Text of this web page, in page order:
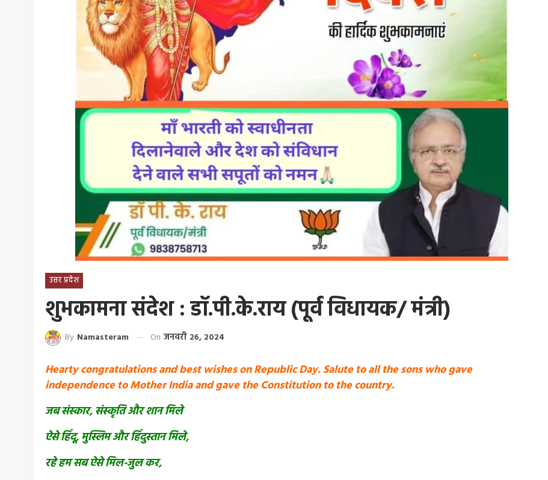
उत्तर प्रदेश
शुभकामना संदेश : डॉ.पी.के.राय (पूर्व विधायक/ मंत्री)
By Namasteram On जनवरी 26, 2024
Hearty congratulations and best wishes on Republic Day. Salute to all the sons who gave
independence to Mother India and gave the Constitution to the country.
जब संस्कार, संस्कृति और शान मिले
ऐसे हिंदू, मुस्लिम और हिंदुस्तान मिले,
रहे हम सब ऐसे मिल-जुल कर,